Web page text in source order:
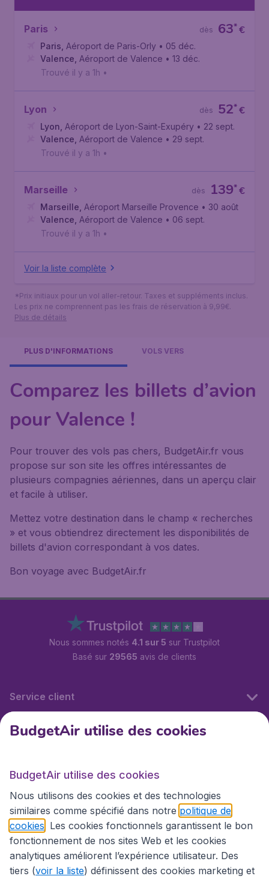
Paris €
63*
dès
Paris Aéroport de Paris-Orly • 05 déc.
Valence Aéroport de Valence • 13 déc.
Trouvé il y a 1h •
Lyon €
52*
dès
Lyon Aéroport de Lyon-Saint-Exupéry • 22 sept.
Valence Aéroport de Valence • 29 sept.
Trouvé il y a 1h •
Marseille €
139*
dès
Marseille Aéroport Marseille Provence • 30 août
Valence Aéroport de Valence • 06 sept.
Trouvé il y a 1h •
Voir la liste complète
*Prix initiaux pour un vol aller-retour. Taxes et suppléments inclus.
Les prix ne comprennent pas les frais de réservation à 9,99€.
Plus de détails
PLUS D'INFORMATIONS VOLS VERS
Comparez les billets d’avion
pour Valence !
Pour trouver des vols pas chers, BudgetAir.fr vous
propose sur son site les offres intéressantes de
plusieurs compagnies aériennes, dans un aperçu clair
et facile à utiliser.
Mettez votre destination dans le champ « recherches
» et vous obtiendrez directement les disponibilités de
billets d'avion correspondant à vos dates.
Bon voyage avec BudgetAir.fr
Nous sommes notés 4.1 sur 5 sur Trustpilot
Basé sur 29565 avis de clients
Service client
BudgetAir.fr
Sites internationaux
BudgetAir utilise des cookies
BudgetAir utilise des cookies
Nous utilisons des cookies et des technologies
similaires comme spécifié dans notre politique de
cookies . Les cookies fonctionnels garantissent le bon
fonctionnement de nos sites Web et les cookies
analytiques améliorent l’expérience utilisateur. Des
tiers (voir la liste) définissent des cookies marketing et